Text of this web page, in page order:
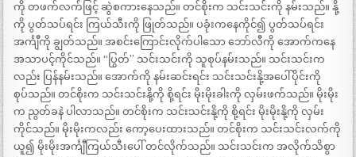
ကို တဖက်လက်ဖြင့် ဆွဲစကားနေသည်။ တင်စိုးက သင်းသင်းကို နမ်းသည်။ နို့
ကို ပွတ်သပ်ရင်း ကြယ်သီးကို ဖြုတ်သည်။ ပခုံးကနေကိုင်၍ ပွတ်သပ်ရင်း
အင်္ကျီကို ချွတ်သည်။ အစင်းကြောင်းလိုက်ပါသော ဘော်လီကို အောက်ကနေ
အသာပင့်ကိုင်သည်။ “ပြွတ်” သင်းသင်းကို သူစုပ်နမ်းသည်။ သင်းသင်းက
လည်း ပြန်နမ်းသည်။ အောက်ကို နမ်းဆင်းရင်း သင်းသင်းနို့အပေါ်ပိုင်းကို
စုပ်သည်။ တင်စိုးက သင်းသင်းနို့ကို စို့ရင်း မိုးမိုးခါးကို လှမ်းဖက်သည်။ မိုးမိုး
က ညွတ်ခနဲ ပါလာသည်။ တင်စိုးက သင်းသင်းနို့ကို စို့ရင်း မိုးမိုးနို့ကို လှမ်း
ကိုင်သည်။ မိုးမိုးကလည်း ကော့ပေးထားသည်။ တင်စိုးက သင်းသင်းလက်ကို
ယူ၍ မိုးမိုးအင်္ကျီကြယ်သီးပေါ် တင်လိုက်သည်။ သင်းသင်းက အလိုက်သိစွာ